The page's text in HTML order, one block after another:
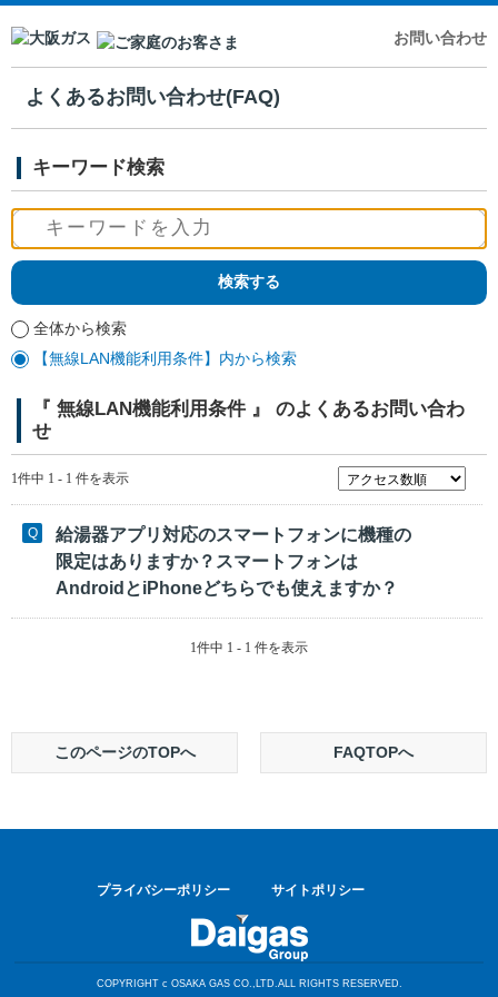
お問い合わせ
よくあるお問い合わせ(FAQ)
キーワード検索
全体から検索
【無線LAN機能利用条件】内から検索
『 無線LAN機能利用条件 』 のよくあるお問い合わ
せ
1件中 1 - 1 件を表示
給湯器アプリ対応のスマートフォンに機種の
限定はありますか？スマートフォンは
AndroidとiPhoneどちらでも使えますか？
1件中 1 - 1 件を表示
このページのTOPへ FAQTOPへ
プライバシーポリシー サイトポリシー
COPYRIGHT c OSAKA GAS CO.,LTD.ALL RIGHTS RESERVED.